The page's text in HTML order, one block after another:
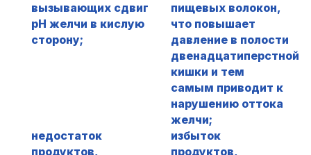
вызывающих сдвиг
рН желчи в кислую
сторону;
пищевых волокон,
что повышает
давление в полости
двенадцатиперстной
кишки и тем
самым приводит к
нарушению оттока
желчи;
недостаток
продуктов,
избыток
продуктов,